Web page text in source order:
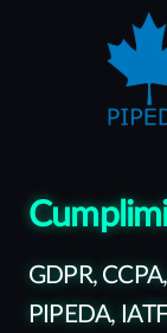
GDPR,
PIPEDA,